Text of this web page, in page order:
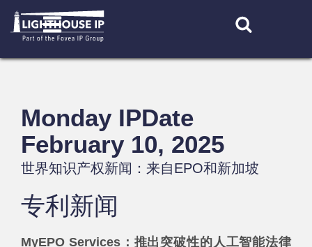
content
Monday IPDate
February 10, 2025
世界知识产权新闻：来自EPO和新加坡
专利新闻
MyEPO Services：推出突破性的人工智能法律